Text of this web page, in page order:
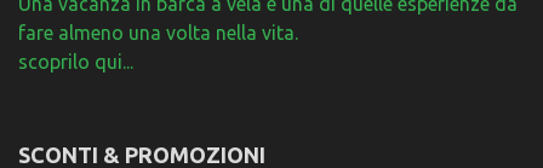
fare almeno una volta nella vita.
scoprilo qui...
SCONTI & PROMOZIONI